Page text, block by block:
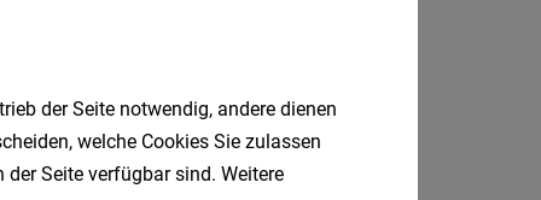
der Seite notwendig, andere dienen
welche Cookies Sie zulassen
Seite verfügbar sind. Weitere